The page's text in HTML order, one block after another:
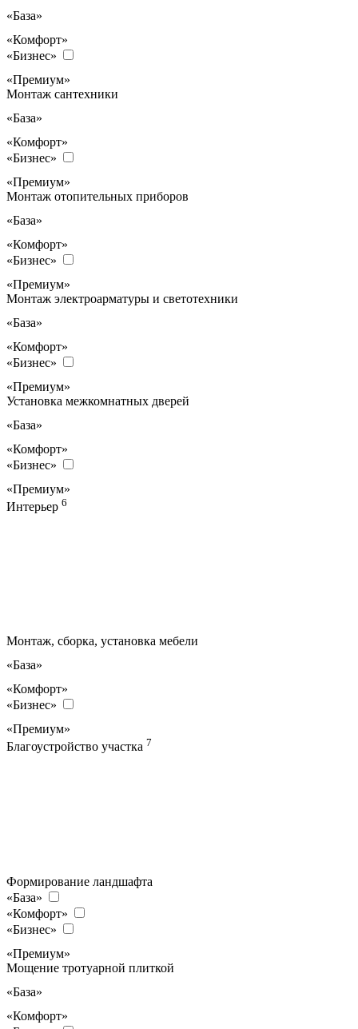
«База»
«Комфорт»
«Бизнес»
«Премиум»
Монтаж сантехники
«База»
«Комфорт»
«Бизнес»
«Премиум»
Монтаж отопительных приборов
«База»
«Комфорт»
«Бизнес»
«Премиум»
Монтаж электроарматуры и светотехники
«База»
«Комфорт»
«Бизнес»
«Премиум»
Установка межкомнатных дверей
«База»
«Комфорт»
«Бизнес»
«Премиум»
Интерьер 6
Монтаж, сборка, установка мебели
«База»
«Комфорт»
«Бизнес»
«Премиум»
Благоустройство участка 7
Формирование ландшафта
«База»
«Комфорт»
«Бизнес»
«Премиум»
Мощение тротуарной плиткой
«База»
«Комфорт»